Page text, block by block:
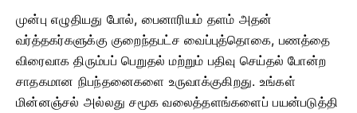
முன்பு எழுதியது போல், பைனாரியம் தளம் அதன்
வர்த்தகர்களுக்கு குறைந்தபட்ச வைப்புத்தொகை, பணத்தை
விரைவாக திரும்பப் பெறுதல் மற்றும் பதிவு செய்தல் போன்ற
சாதகமான நிபந்தனைகளை உருவாக்குகிறது. உங்கள்
மின்னஞ்சல் அல்லது சமூக வலைத்தளங்களைப் பயன்படுத்தி